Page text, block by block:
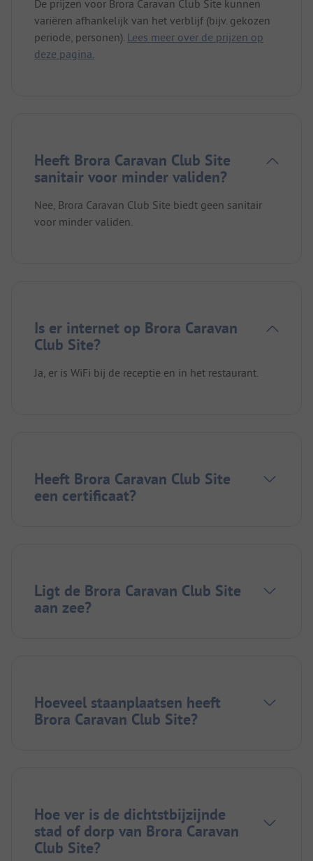
De prijzen voor Brora Caravan Club Site kunnen
variëren afhankelijk van het verblijf (bijv. gekozen
periode, personen). Lees meer over de prijzen op
deze pagina.
Heeft Brora Caravan Club Site
sanitair voor minder validen?
Nee, Brora Caravan Club Site biedt geen sanitair
voor minder validen.
Is er internet op Brora Caravan
Club Site?
Ja, er is WiFi bij de receptie en in het restaurant.
Heeft Brora Caravan Club Site
een certificaat?
Ligt de Brora Caravan Club Site
aan zee?
Hoeveel staanplaatsen heeft
Brora Caravan Club Site?
Hoe ver is de dichtstbijzijnde
stad of dorp van Brora Caravan
Club Site?